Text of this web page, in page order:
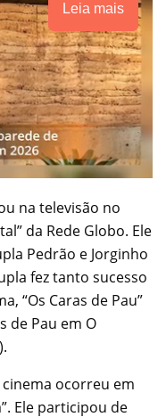
Leia mais
na televisão no
da Rede Globo. Ele
Pedrão e Jorginho
fez tanto sucesso
“Os Caras de Pau”
de Pau em O
ocorreu em
Ele participou de